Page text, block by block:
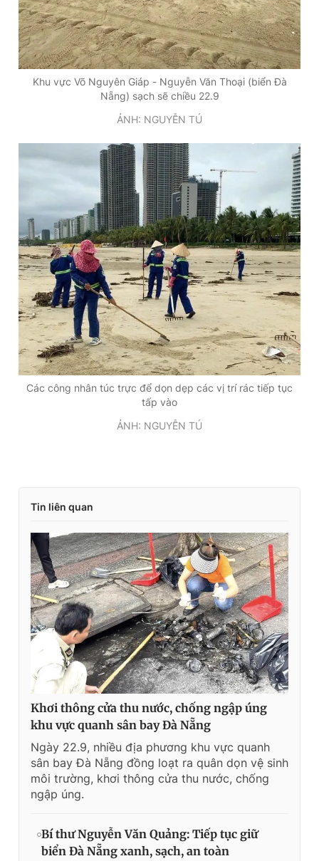
Khu vực Võ Nguyên Giáp - Nguyễn Văn Thoại (biển Đà
Nẵng) sạch sẽ chiều 22.9
ẢNH: NGUYỄN TÚ
Các công nhân túc trực để dọn dẹp các vị trí rác tiếp tục
tấp vào
ẢNH: NGUYỄN TÚ
Tin liên quan
Khơi thông cửa thu nước, chống ngập úng
khu vực quanh sân bay Đà Nẵng
Ngày 22.9, nhiều địa phương khu vực quanh
sân bay Đà Nẵng đồng loạt ra quân dọn vệ sinh
môi trường, khơi thông cửa thu nước, chống
ngập úng.
Bí thư Nguyễn Văn Quảng: Tiếp tục giữ
biển Đà Nẵng xanh, sạch, an toàn